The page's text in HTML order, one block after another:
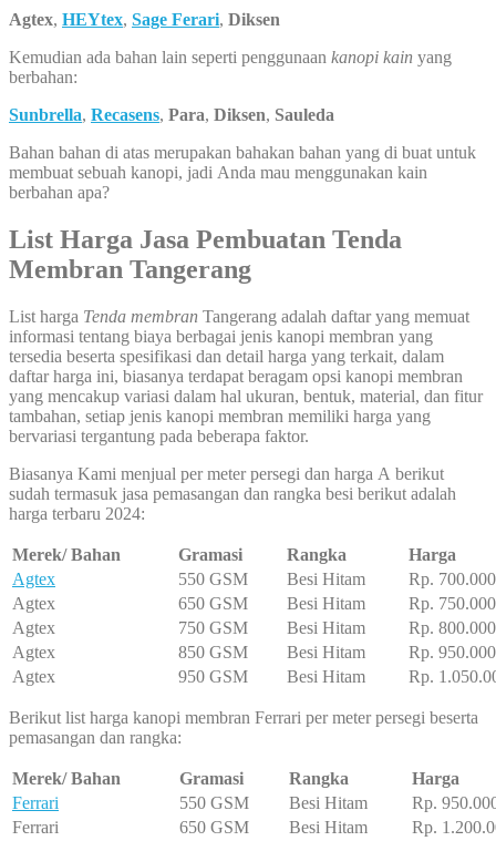
Agtex, HEYtex, Sage Ferari, Diksen
Kemudian ada bahan lain seperti penggunaan kanopi kain yang
berbahan:
Sunbrella, Recasens, Para, Diksen, Sauleda
Bahan bahan di atas merupakan bahakan bahan yang di buat untuk
membuat sebuah kanopi, jadi Anda mau menggunakan kain
berbahan apa?
List Harga Jasa Pembuatan Tenda
Membran Tangerang
List harga Tenda membran Tangerang adalah daftar yang memuat
informasi tentang biaya berbagai jenis kanopi membran yang
tersedia beserta spesifikasi dan detail harga yang terkait, dalam
daftar harga ini, biasanya terdapat beragam opsi kanopi membran
yang mencakup variasi dalam hal ukuran, bentuk, material, dan fitur
tambahan, setiap jenis kanopi membran memiliki harga yang
bervariasi tergantung pada beberapa faktor.
Biasanya Kami menjual per meter persegi dan harga A berikut
sudah termasuk jasa pemasangan dan rangka besi berikut adalah
harga terbaru 2024:
Merek/ Bahan Gramasi Rangka
Harga
Agtex
550 GSM Besi Hitam
Rp.
Agtex
650 GSM Besi Hitam
Rp.
Agtex
750 GSM Besi Hitam
Rp.
Agtex
850 GSM Besi Hitam
Rp.
Agtex
950 GSM Besi Hitam Rp.
Berikut list harga kanopi membran Ferrari per meter persegi beserta
pemasangan dan rangka:
Merek/ Bahan Gramasi Rangka
Harga
Ferrari
550 GSM Besi Hitam
Rp.
Ferrari
650 GSM Besi Hitam
Rp.